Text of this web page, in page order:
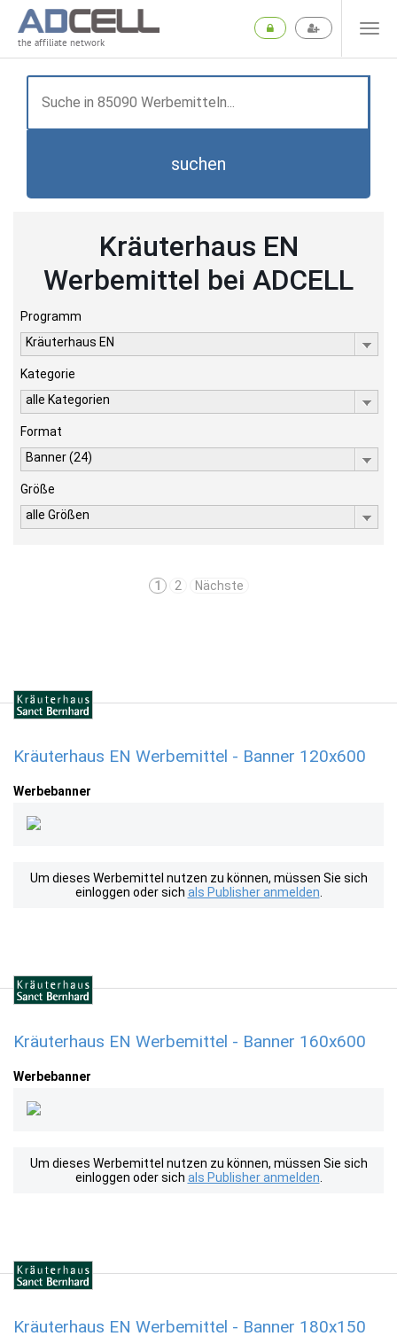
the affiliate network
suchen
Kräuterhaus EN
Werbemittel bei ADCELL
Programm
Kräuterhaus EN
Kategorie
alle Kategorien
Format
Banner (24)
Größe
alle Größen
1 2 Nächste
Kräuterhaus EN Werbemittel - Banner 120x600
Werbebanner
Um dieses Werbemittel nutzen zu können, müssen Sie sich
einloggen oder sich als Publisher anmelden
Kräuterhaus EN Werbemittel - Banner 160x600
Werbebanner
Um dieses Werbemittel nutzen zu können, müssen Sie sich
einloggen oder sich als Publisher anmelden
Kräuterhaus EN Werbemittel - Banner 180x150